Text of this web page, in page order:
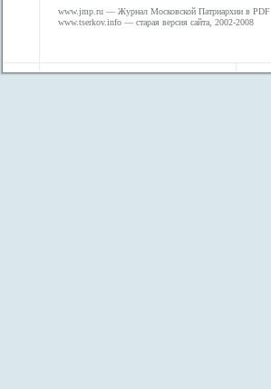
www.jmp.ru — Журнал Московской Патриархии в PDF
www.tserkov.info — старая версия сайта, 2002-2008